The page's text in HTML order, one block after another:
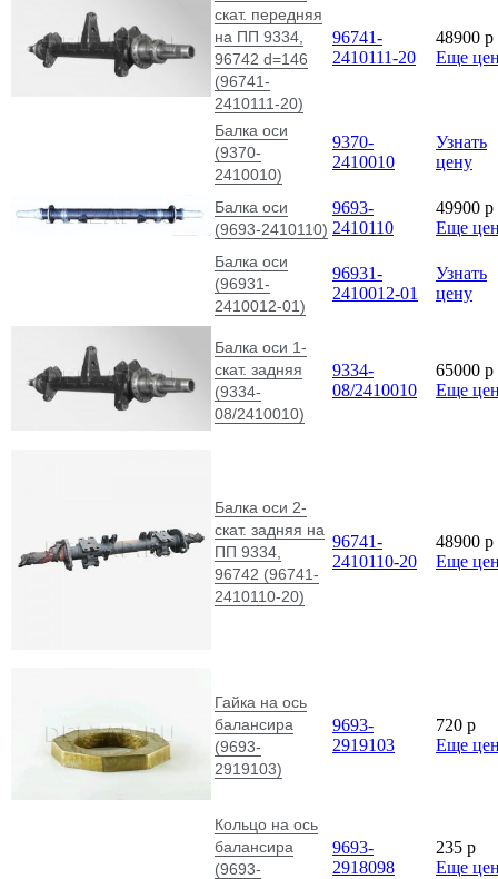
скат. передняя
на ПП 9334,
96742 d=146
(96741-
2410111-20)
96741-
2410111-20
48900 p
Еще
Балка оси
(9370-
2410010)
9370-
2410010
Узнать
цену
Балка оси
(9693-2410110)
9693-
2410110
49900 p
Еще
Балка оси
(96931-
2410012-01)
96931-
2410012-01
Узнать
цену
Балка оси 1-
скат. задняя
(9334-
08/2410010)
9334-
08/2410010
65000 p
Еще
Балка оси 2-
скат. задняя на
ПП 9334,
96742 (96741-
2410110-20)
96741-
2410110-20
48900 p
Еще
Гайка на ось
балансира
(9693-
2919103)
9693-
2919103
720 p
Еще
Кольцо на ось
балансира
(9693-
9693-
2918098
235 p
Еще